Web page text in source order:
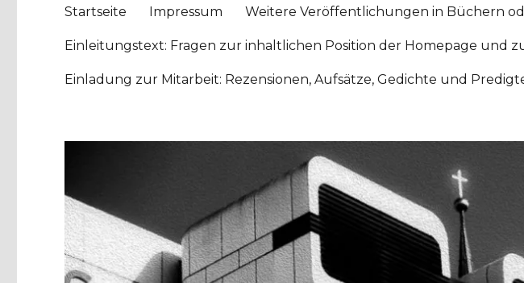
Startseite Impressum Weitere Veröffentlichungen in Büchern
Einleitungstext: Fragen zur inhaltlichen Position der Homepage und
Einladung zur Mitarbeit: Rezensionen, Aufsätze, Gedichte und